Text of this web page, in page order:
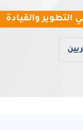
والقيادة